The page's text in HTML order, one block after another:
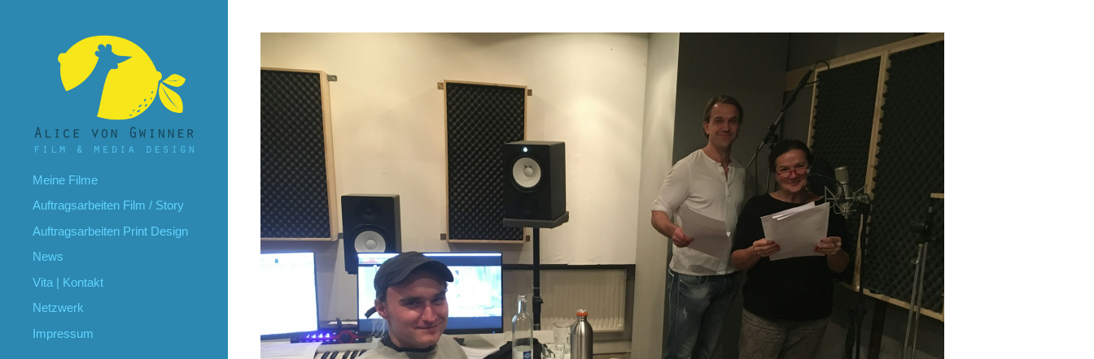
Meine Filme
Auftragsarbeiten Film / Story
Auftragsarbeiten Print Design
News
Vita | Kontakt
Netzwerk
Impressum